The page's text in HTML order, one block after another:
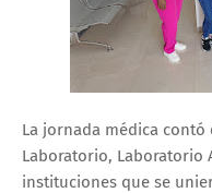
La jornada médica contó
Laboratorio, Laboratorio
instituciones que se